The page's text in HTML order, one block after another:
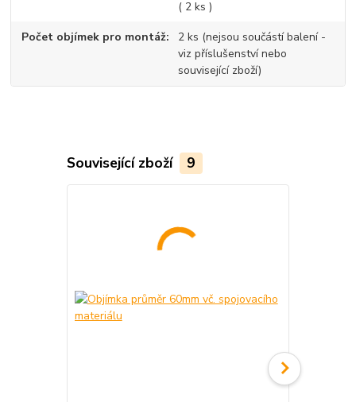
( 2 ks )
Počet objímek pro montáž
2 ks (nejsou součástí balení -
viz příslušenství nebo
související zboží)
Související zboží 9